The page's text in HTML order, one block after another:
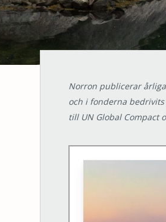
Norron publicerar
och i fonderna
till UN Global Compact